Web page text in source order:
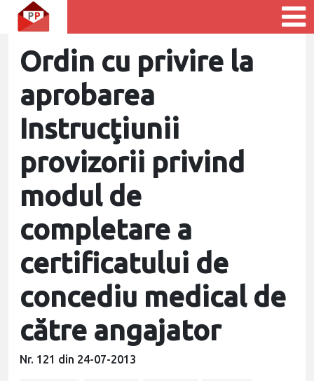
Ordin cu privire la
aprobarea
Instrucţiunii
provizorii privind
modul de
completare a
certificatului de
concediu medical de
către angajator
Nr. 121 din 24-07-2013